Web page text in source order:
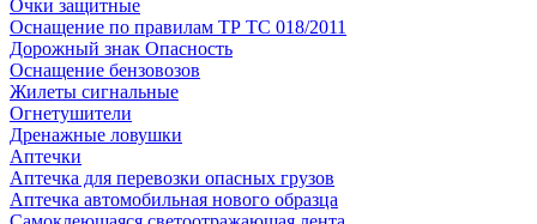
Очки защитные
Оснащение по правилам ТР ТС 018/2011
Дорожный знак Опасность
Оснащение бензовозов
Жилеты сигнальные
Огнетушители
Дренажные ловушки
Аптечки
Аптечка для перевозки опасных грузов
Аптечка автомобильная нового образца